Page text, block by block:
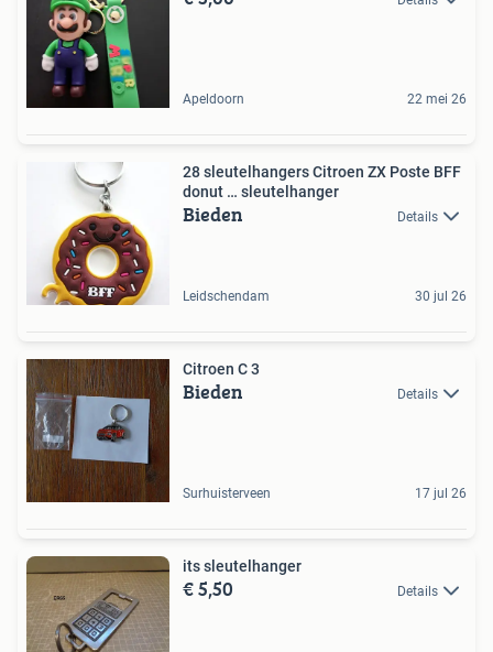
Apeldoorn 22 mei 26
28 sleutelhangers Citroen ZX Poste BFF
donut … sleutelhanger
Bieden Details
Leidschendam 30 jul 26
Citroen C 3
Bieden Details
Surhuisterveen 17 jul 26
its sleutelhanger
€ 5,50 Details